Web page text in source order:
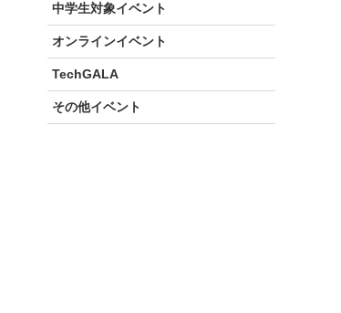
中学生対象イベント
オンラインイベント
TechGALA
その他イベント